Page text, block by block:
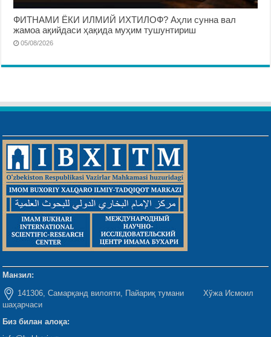
ФИТНАМИ ЁКИ ИЛМИЙ ИХТИЛОФ? Аҳли сунна вал
жамоа ақийдаси ҳақида муҳим тушунтириш
05/08/2026
Манзил:
141306, Самарқанд вилояти, Пайариқ тумани Хўжа Исмоил
шаҳарчаси
Биз билан алоқа: